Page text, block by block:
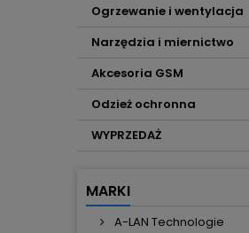
Ogrzewanie i wentylacja
Narzędzia i miernictwo
Akcesoria GSM
Odzież ochronna
WYPRZEDAŻ
MARKI
A-LAN Technologie